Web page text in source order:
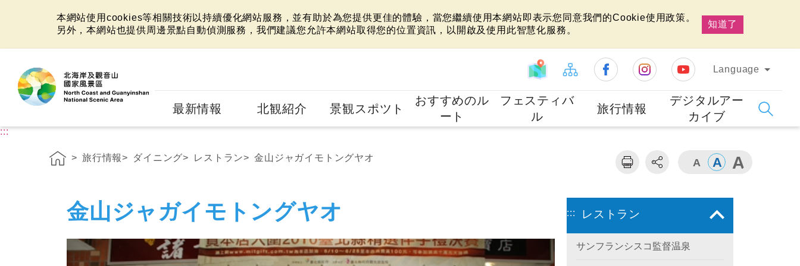
本網站使用cookies等相關技術以持續優化網站服務，並有助於為您提供更佳的體驗，當您繼續使用本網站即表示您同意我們的Cookie使用政策。
另外，本網站也提供周邊景點自動偵測服務，我們建議您允許本網站取得您的位置資訊，以開啟及使用此智慧化服務。
知道了
Language
最新情報 北観紹介 景観スポツト
おすすめのル
ート
フェスティバ
ル
旅行情報
デジタルアー
カイブ
:::
旅行情報 ダイニング レストラン 金山ジャガイモトングヤオ
金山ジャガイモトングヤオ ::: レストラン
サンフランシスコ監督温泉